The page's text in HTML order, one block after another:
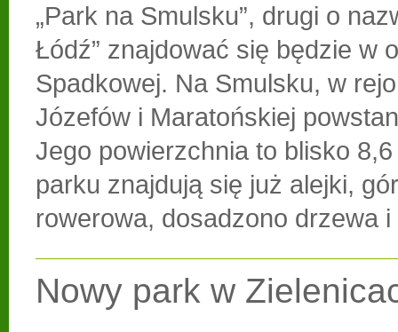
„Park na Smulsku”, drugi o
Łódź” znajdować się będzie w
Spadkowej. Na Smulsku, w
Józefów i Maratońskiej
Jego powierzchnia to blisko
parku znajdują się już alejki,
rowerowa, dosadzono drzewa
Nowy park w